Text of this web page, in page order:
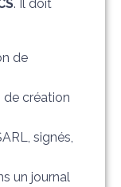
. Il doit
de
création
signés,
un journal